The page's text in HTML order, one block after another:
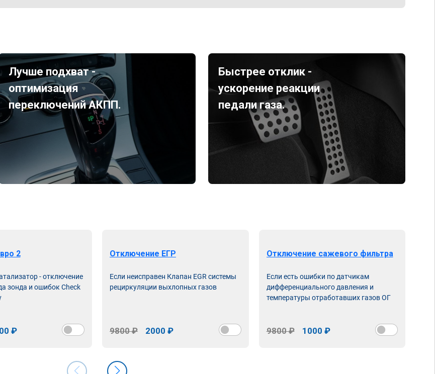
Лучше подхват -
оптимизация
переключений АКПП.
Быстрее отклик -
ускорение реакции
педали газа.
2
- отключение
зонда и ошибок Check
₽
Отключение ЕГР
Если неисправен Клапан EGR системы
рециркуляции выхлопных газов
9800 ₽ 2000 ₽
Отключение сажевого фильтра
Если есть ошибки по датчикам
дифференциального давления и
температуры отработавших газов ОГ
9800 ₽ 1000 ₽